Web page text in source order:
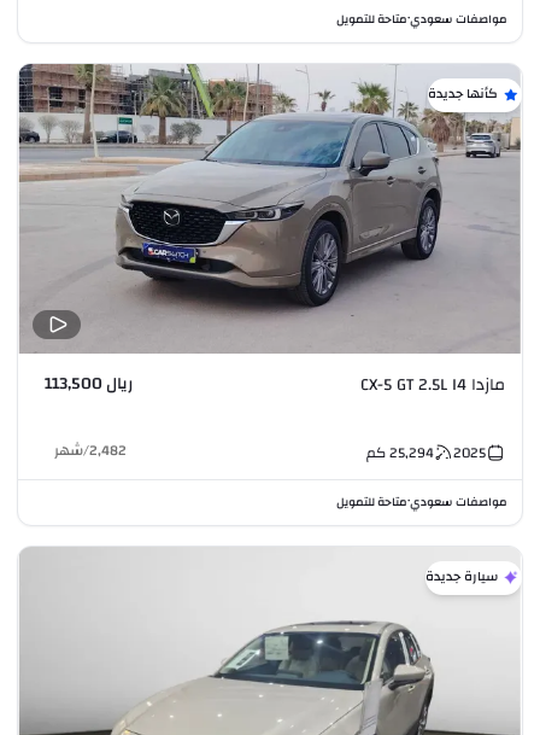
مواصفات سعودي•متاحة للتمويل
كأنها جديدة
مازدا CX-5 GT 2.5L I4 ريال 113,500
2025
25,294كم 2,482
/شهر
مواصفات سعودي•متاحة للتمويل
سيارة جديدة